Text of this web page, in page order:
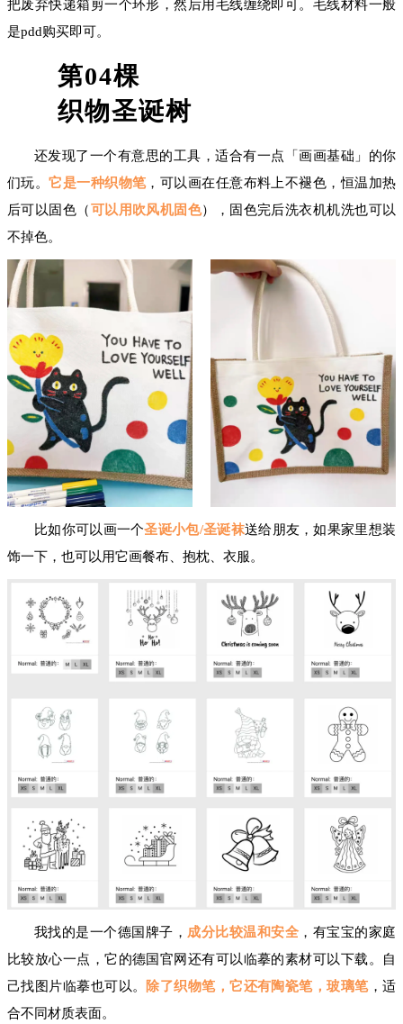
把废弃快递箱剪一个环形，然后用毛线缠绕即可。毛线材料一般
是pdd购买即可。
第04棵
织物圣诞树
还发现了一个有意思的工具，适合有一点「画画基础」的你
们玩。它是一种织物笔，可以画在任意布料上不褪色，恒温加热
后可以固色（可以用吹风机固色），固色完后洗衣机机洗也可以
不掉色。
比如你可以画一个圣诞小包/圣诞袜送给朋友，如果家里想装
饰一下，也可以用它画餐布、抱枕、衣服。
我找的是一个德国牌子， 成分比较温和安全 ，有宝宝的家庭
比较放心一点，它的德国官网还有可以临摹的素材可以下载。自
己找图片临摹也可以。 除了织物笔，它还有陶瓷笔，玻璃笔，适
合不同材质表面。